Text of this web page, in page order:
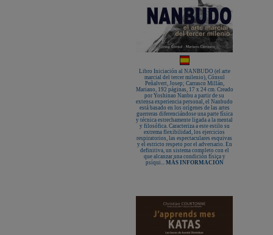
Libro Iniciación al NANBUDO (el arte
marcial del tercer milenio), Cónsul
Peñalvert, Josep; Carrasco Millán,
Mariano, 192 páginas, 17 x 24 cm. Creado
por Yoshinao Nanbu a partir de su
extensa experiencia personal, el Nanbudo
está basado en los orígenes de las artes
guerreras diferenciándose una parte física
y técnica estrechamente ligada a la mental
y filosófica. Caracteriza a este estilo su
extrema flexibilidad, los ejercicios
respiratorios, las espectaculares esquivas
y el estricto respeto por el adversario. En
definitiva, un sistema completo con el
que alcanzar una condición física y
psíqui... MÁS INFORMACIÓN